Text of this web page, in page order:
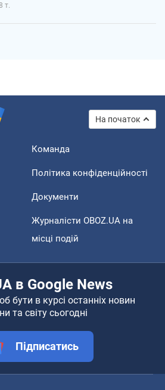
т.
На початок
Команда
Політика конфіденційності
Документи
Журналісти OBOZ.UA на
місці подій
в Google News
бути в курсі останніх новин
та світу сьогодні
Підписатись